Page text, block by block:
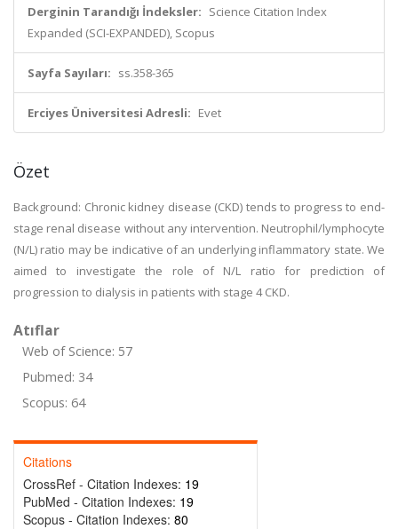
Derginin Tarandığı İndeksler: Science Citation Index
Expanded (SCI-EXPANDED), Scopus
Sayfa Sayıları: ss.358-365
Erciyes Üniversitesi Adresli: Evet
Özet
Background: Chronic kidney disease (CKD) tends to progress to end-
stage renal disease without any intervention. Neutrophil/lymphocyte
(N/L) ratio may be indicative of an underlying inflammatory state. We
aimed to investigate the role of N/L ratio for prediction of
progression to dialysis in patients with stage 4 CKD.
Atıflar
Web of Science: 57
Pubmed: 34
Scopus: 64
Citations
CrossRef - Citation Indexes: 19
PubMed - Citation Indexes: 19
Scopus - Citation Indexes: 80